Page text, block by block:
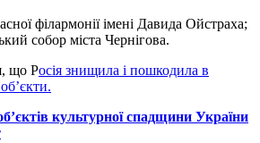
філармонії імені Давида Ойстраха;
собор міста Чернігова.
що Росія знищила і пошкодила в
культурної спадщини України